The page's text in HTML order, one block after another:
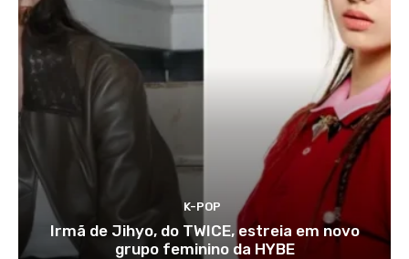
K-POP
Irmã de Jihyo, do TWICE, estreia em novo
grupo feminino da HYBE